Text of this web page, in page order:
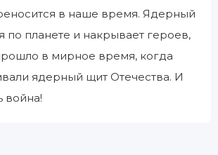
в наше время. Ядерный
по планете и накрывает героев,
в мирное время, когда
ядерный щит Отечества. И
война!